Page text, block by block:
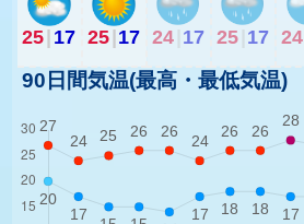
25| 17 25|17 24 17 25 17 24
90日間気温(最高・最低気温)